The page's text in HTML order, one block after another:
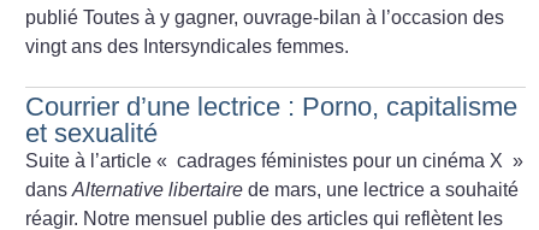
publié Toutes à y gagner, ouvrage-bilan à l’occasion des
vingt ans des Intersyndicales femmes.
Courrier d’une lectrice : Porno, capitalisme
et sexualité
Suite à l’article « cadrages féministes pour un cinéma X »
dansAlternative libertaire de mars, une lectrice a souhaité
réagir. Notre mensuel publie des articles qui reflètent les